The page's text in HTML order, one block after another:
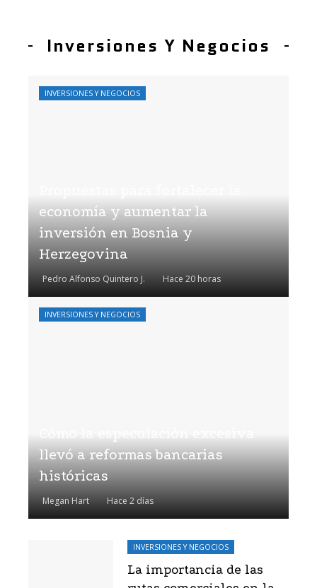
Inversiones Y Negocios
economía y aumentar la
inversión en Bosnia y
Herzegovina
Pedro Alfonso Quintero J. Hace 20 horas
INVERSIONES Y NEGOCIOS
llevó a reformas bancarias
históricas
Megan Hart Hace 2 días
INVERSIONES Y NEGOCIOS
INVERSIONES Y NEGOCIOS
La importancia de las